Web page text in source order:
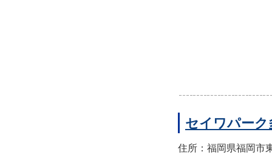
セイワパーク
住所：福岡県福岡市